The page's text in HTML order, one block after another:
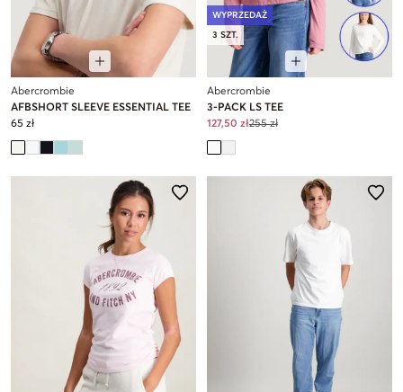
Abercrombie
AFBSHORT SLEEVE ESSENTIAL TEE
65 zł
WYPRZEDAŻ
3 SZT.
Abercrombie
3-PACK LS TEE
127,50 zł255 zł